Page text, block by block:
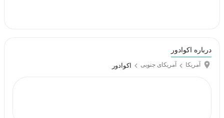
درباره اکوادور
آمریکا آمریکای جنوبی اکوادور